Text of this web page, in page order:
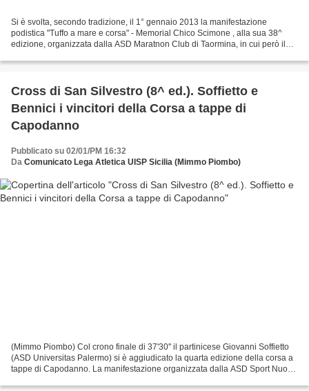
Si è svolta, secondo tradizione, il 1° gennaio 2013 la manifestazione
podistica "Tuffo a mare e corsa" - Memorial Chico Scimone , alla sua 38^
edizione, organizzata dalla ASD Maratnon Club di Taormina, in cui però il
Cross di San Silvestro (8^ ed.). Soffietto e
Bennici i vincitori della Corsa a tappe di
Capodanno
Pubblicato su 02/01/PM 16:32
Da Comunicato Lega Atletica UISP Sicilia (Mimmo Piombo)
(Mimmo Piombo) Col crono finale di 37'30'' il partinicese Giovanni Soffietto
(ASD Universitas Palermo) si è aggiudicato la quarta edizione della corsa a
tappe di Capodanno. La manifestazione organizzata dalla ASD Sport Nuovi